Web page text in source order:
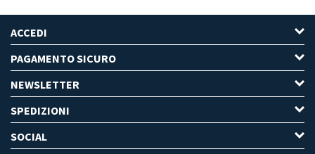
ACCEDI
PAGAMENTO SICURO
NEWSLETTER
SPEDIZIONI
SOCIAL